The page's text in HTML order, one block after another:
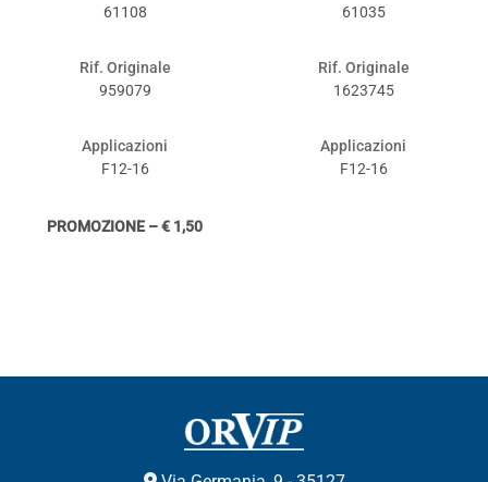
61108
Rif. Originale
959079
Applicazioni
F12-16
PROMOZIONE – € 1,50
61035
Rif. Originale
1623745
Applicazioni
F12-16